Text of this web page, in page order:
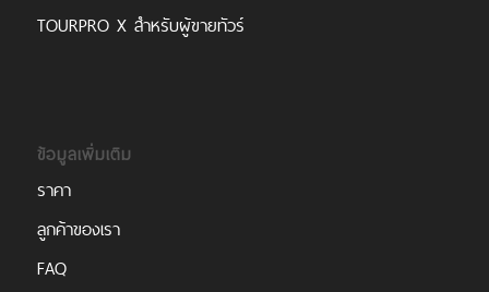
TOURPRO X สำหรับผู้ขายทัวร์
ข้อมูลเพิ่มเติม
ราคา
ลูกค้าของเรา
FAQ